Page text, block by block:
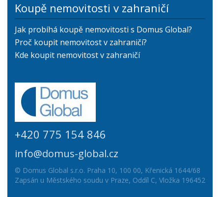
Koupě nemovitosti v zahraničí
Jak probíhá koupě nemovitosti s Domus Global?
Proč koupit nemovitost v zahraničí?
Kde koupit nemovitost v zahraničí
+420 775 154 846
info@domus-global.cz
© Domus Global s.r.o. Praha 10, 100 00, Křenická 1644/68
Zapsán u Městského soudu v Praze, Oddíl C, Vložka 196452